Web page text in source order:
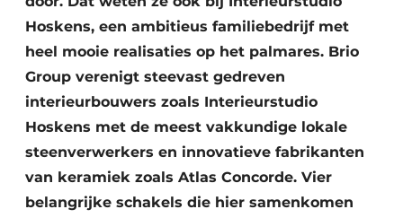
Hoskens, een ambitieus familiebedrijf met
heel mooie realisaties op het palmares. Brio
Group verenigt steevast gedreven
interieurbouwers zoals Interieurstudio
Hoskens met de meest vakkundige lokale
steenverwerkers en innovatieve fabrikanten
van keramiek zoals Atlas Concorde. Vier
belangrijke schakels die hier samenkomen